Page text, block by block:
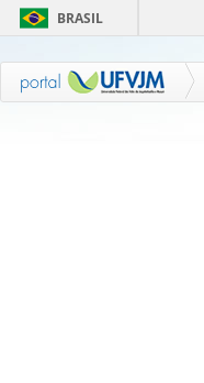
BRASIL